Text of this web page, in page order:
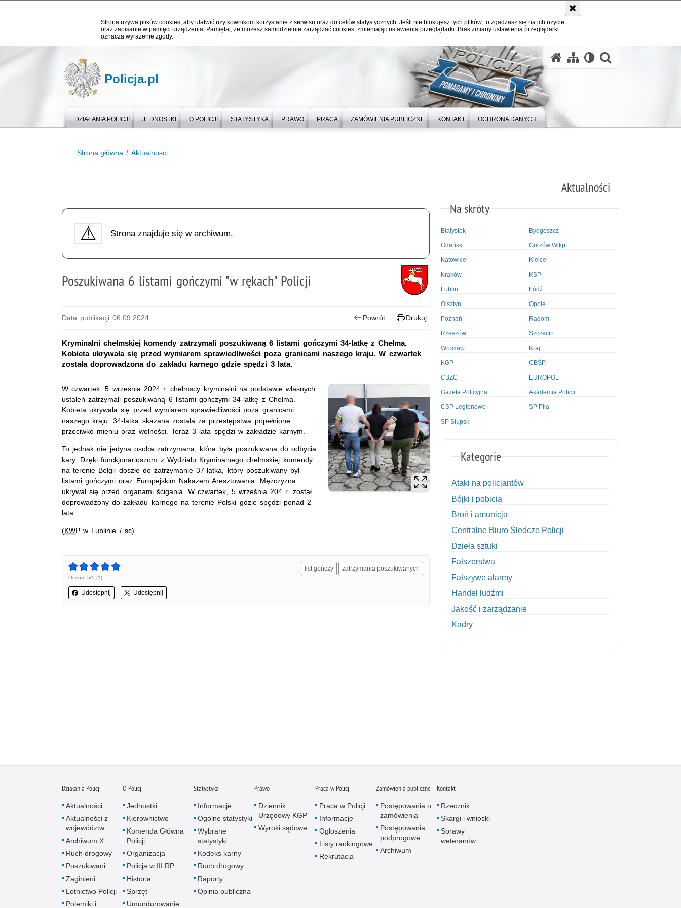
Strona używa plików cookies, aby ułatwić użytkownikom korzystanie z serwisu oraz do celów statystycznych. Jeśli nie blokujesz tych plików, to zgadzasz się na ich użycie
oraz zapisanie w pamięci urządzenia. Pamiętaj, że możesz samodzielnie zarządzać cookies, zmieniając ustawienia przeglądarki. Brak zmiany ustawienia przeglądarki
oznacza wyrażenie zgody.
Policja.pl
DZIAŁANIA POLICJI JEDNOSTKI O POLICJI STATYSTYKA PRAWO PRACA ZAMÓWIENIA PUBLICZNE KONTAKT OCHRONA DANYCH
Strona główna Aktualności
Aktualności
Strona znajduje się w archiwum.
Poszukiwana 6 listami gończymi "w rękach" Policji
Data publikacji 06.09.2024 Powrót Drukuj
Kryminalni chełmskiej komendy zatrzymali poszukiwaną 6 listami gończymi 34-latkę z Chełma.
Kobieta ukrywała się przed wymiarem sprawiedliwości poza granicami naszego kraju. W czwartek
została doprowadzona do zakładu karnego gdzie spędzi 3 lata.
W czwartek, 5 września 2024 r. chełmscy kryminalni na podstawie własnych
ustaleń zatrzymali poszukiwaną 6 listami gończymi 34-latkę z Chełma.
Kobieta ukrywała się przed wymiarem sprawiedliwości poza granicami
naszego kraju. 34-latka skazana została za przestępstwa popełnione
przeciwko mieniu oraz wolności. Teraz 3 lata spędzi w zakładzie karnym.
To jednak nie jedyna osoba zatrzymana, która była poszukiwana do odbycia
kary. Dzęki funckjonariuszom z Wydziału Kryminalnego chełmskiej komendy
na terenie Belgii doszło do zatrzymanie 37-latka, który poszukiwany był
listami gończymi oraz Europejskim Nakazem Aresztowania. Mężczyzna
ukrywał się przed organami ścigania. W czwartek, 5 września 204 r. został
doprowadzony do zakładu karnego na terenie Polski gdzie spędzi ponad 2
lata.
(KWP w Lublinie / sc)
Ocena: 5/5 (1)
Udostępnij Udostępnij
list gończy zatrzymania poszukiwanych
Na skróty
Białystok Bydgoszcz
Gdańsk Gorzów Wlkp.
Katowice Kielce
Kraków KSP
Lublin Łódź
Olsztyn Opole
Poznań Radom
Rzeszów Szczecin
Wrocław Kraj
KGP CBŚP
CBZC EUROPOL
Gazeta Policyjna Akademia Policji
CSP Legionowo SP Piła
SP Słupsk
Kategorie
Ataki na policjantów
Bójki i pobicia
Broń i amunicja
Centralne Biuro Śledcze Policji
Dzieła sztuki
Fałszerstwa
Fałszywe alarmy
Handel ludźmi
Jakość i zarządzanie
Kadry
Nietrzeźwi kierujący
Nietrzeźwi opiekunowie
Działania Policji
Aktualności
Aktualności z
województw
Archiwum X
Ruch drogowy
Poszukiwani
Zaginieni
Lotnictwo Policji
Polemiki i
O Policji
Jednostki
Kierownictwo
Komenda Główna
Policji
Organizacja
Policja w III RP
Historia
Sprzęt
Umundurowanie
Statystyka
Informacje
Ogólne statystyki
Wybrane
statystyki
Kodeks karny
Ruch drogowy
Raporty
Opinia publiczna
Prawo
Dziennik
Urzędowy KGP
Wyroki sądowe
Praca w Policji
Praca w Policji
Informacje
Ogłoszenia
Listy rankingowe
Rekrutacja
Zamówienia publiczne
Postępowania o
zamówienia
Postępowania
podprogowe
Archiwum
Kontakt
Rzecznik
Skargi i wnioski
Sprawy
weteranów